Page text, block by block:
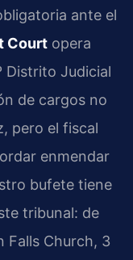
ante el
Court opera
Distrito Judicial
de cargos no
pero el fiscal
enmendar
bufete tiene
tribunal: de
Falls Church, 3